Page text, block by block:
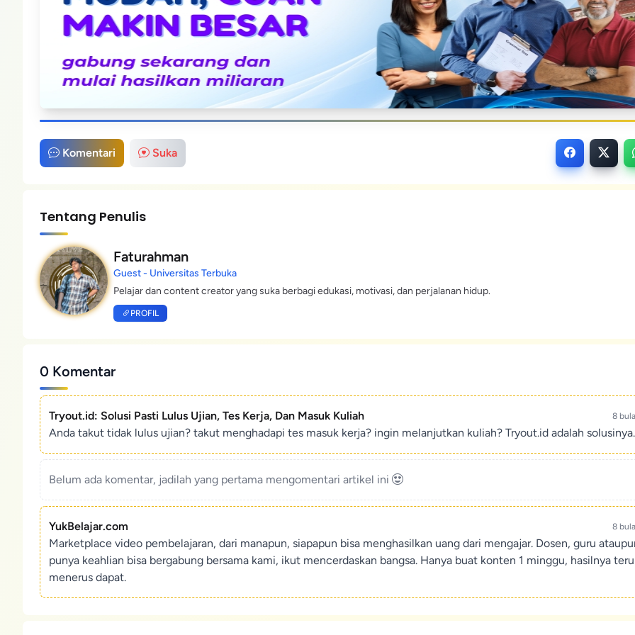
Komentari Suka
Tentang Penulis
Faturahman
Guest - Universitas Terbuka
Pelajar dan content creator yang suka berbagi edukasi, motivasi, dan perjalanan hidup.
PROFIL
0 Komentar
Tryout.id: Solusi Pasti Lulus Ujian, Tes Kerja, Dan Masuk Kuliah 8
Anda takut tidak lulus ujian? takut menghadapi tes masuk kerja? ingin melanjutkan kuliah? Tryout.id adalah solusinya.
Belum ada komentar, jadilah yang pertama mengomentari artikel ini
YukBelajar.com 8
Marketplace video pembelajaran, dari manapun, siapapun bisa menghasilkan uang dari mengajar. Dosen, guru
punya keahlian bisa bergabung bersama kami, ikut mencerdaskan bangsa. Hanya buat konten 1 minggu, hasilnya
menerus dapat.